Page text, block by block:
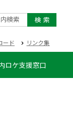
検索
ード リンク集
ロケ支援窓口